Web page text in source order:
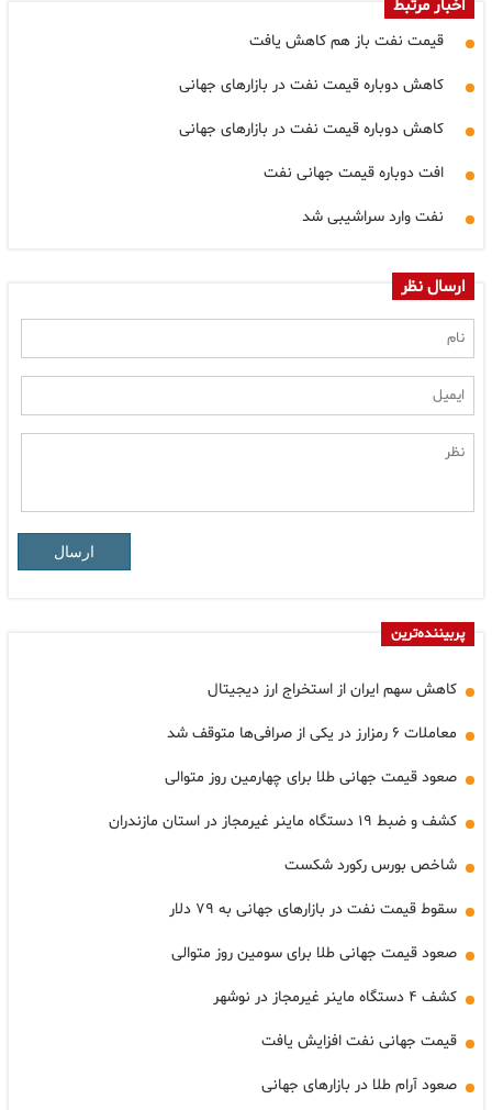
اخبار مرتبط
قیمت نفت باز هم کاهش یافت
کاهش دوباره قیمت نفت در بازارهای جهانی
کاهش دوباره قیمت نفت در بازارهای جهانی
افت دوباره قیمت جهانی نفت
نفت وارد سراشیبی شد
ارسال نظر
ارسال
پربیننده‌ترین
کاهش سهم ایران از استخراج ارز دیجیتال
معاملات ۶ رمزارز در یکی از صرافی‌ها متوقف شد
صعود قیمت جهانی طلا برای چهارمین روز متوالی
کشف و ضبط ۱۹ دستگاه ماینر غیرمجاز در استان مازندران
شاخص بورس رکورد شکست
سقوط قیمت نفت در بازارهای جهانی به ۷۹ دلار
صعود قیمت جهانی طلا برای سومین روز متوالی
کشف ۴ دستگاه ماینر غیرمجاز در نوشهر
قیمت جهانی نفت افزایش یافت
صعود آرام طلا در بازارهای جهانی